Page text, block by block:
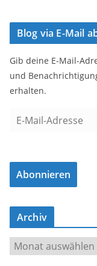
Blog via E-Mail
Gib deine E-Mail-
und
erhalten.
a
l
-
d
Abonnieren
Archiv
r